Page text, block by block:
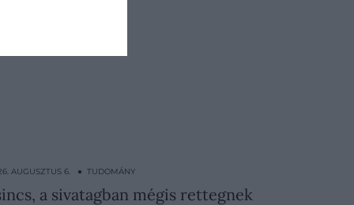
AUGUSZTUS 6. ● TUDOMÁNY
a sivatagban mégis rettegnek